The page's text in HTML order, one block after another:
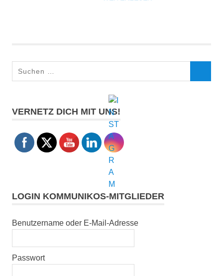
VERNETZ DICH MIT UNS!
LOGIN KOMMUNIKOS-MITGLIEDER
Benutzername oder E-Mail-Adresse
Passwort